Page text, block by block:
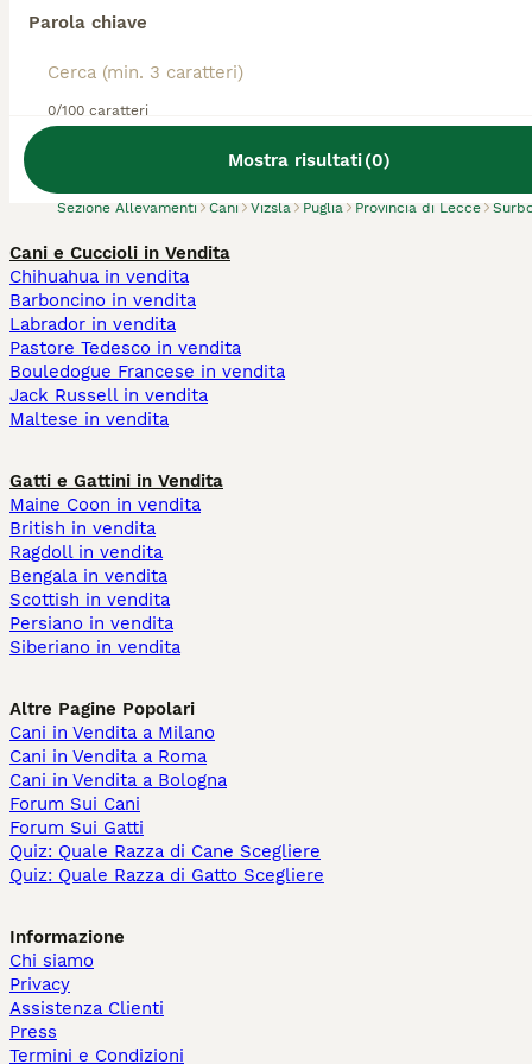
Parola chiave
0/100 caratteri
Mostra risultati(0)
Sezione Allevamenti Cani Vizsla Puglia Provincia di Lecce
Cani e Cuccioli in Vendita
Chihuahua in vendita
Barboncino in vendita
Labrador in vendita
Pastore Tedesco in vendita
Bouledogue Francese in vendita
Jack Russell in vendita
Maltese in vendita
Gatti e Gattini in Vendita
Maine Coon in vendita
British in vendita
Ragdoll in vendita
Bengala in vendita
Scottish in vendita
Persiano in vendita
Siberiano in vendita
Altre Pagine Popolari
Cani in Vendita a Milano
Cani in Vendita a Roma
Cani in Vendita a Bologna
Forum Sui Cani
Forum Sui Gatti
Quiz: Quale Razza di Cane Scegliere
Quiz: Quale Razza di Gatto Scegliere
Informazione
Chi siamo
Privacy
Assistenza Clienti
Press
Termini e Condizioni